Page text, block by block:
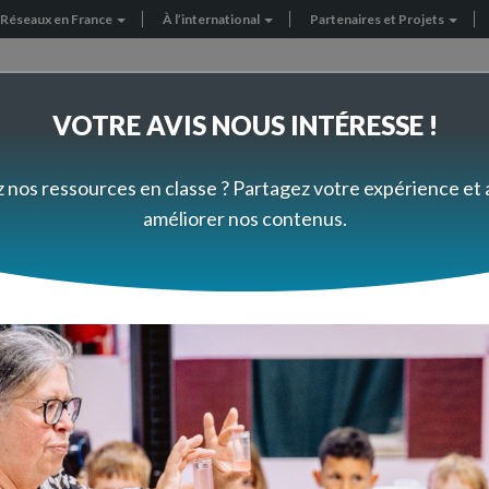
Réseaux en France À l’international Partenaires et Projets
de la banquise
: l'importance
VOTRE AVIS NOUS INTÉRESSE !
nos ressources en classe ? Partagez votre expérience et
améliorer nos contenus.